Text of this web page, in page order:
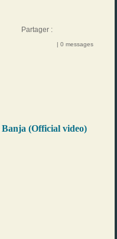
Partager :
| 0 messages
Banja (Official video)